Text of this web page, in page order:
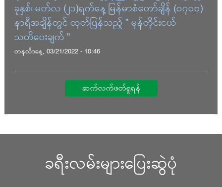
ခရီးလမ်းများပြေးဆွဲပုံ
ခုနှစ်၊ မတ်လ (၂၁)ရက်နေ့ မြန်မာစံတော်ချိန် (၀၇၀၀)
နာရီအချိန်တွင် ထုတ်ပြန်သည့် " မုန်တိုင်းငယ်
သတိပေးချက် "
တနင်္လာနေ့, 03/21/2022 - 10:46
ဆက်လက်ဖတ်ရှုရန်